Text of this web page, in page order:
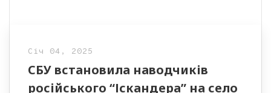
Січ 04, 2025
СБУ встановила наводчиків
російського “Іскандера” на село